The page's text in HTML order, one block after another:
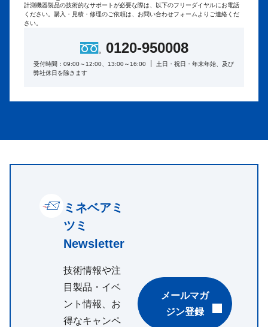
計測機器製品の技術的なサポートが必要な際は、以下のフリーダイヤルにお電話
ください。 購入・見積・修理のご依頼は、お問い合わせフォームよりご連絡くだ
さい。
0120-950008
受付時間：09:00～12:00、13:00～16:00
土日・祝日・年末年始、及び
弊社休日を除きます
ミネベアミ
ツミ
Newsletter
技術情報や注
目製品・イベ
ント情報、お
得なキャンペ
メールマガ
ジン登録